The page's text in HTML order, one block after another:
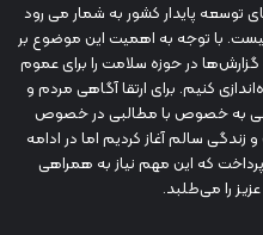
پایدار کشور به شمار می رود
با توجه به اهمیت این موضوع بر
گزارش‌ها در حوزه سلامت را برای عموم
کنیم. برای ارتقا آگاهی مردم و
به خصوص با مطالبی در خصوص
سالم آغاز کردیم اما در ادامه
که این مهم نیاز به همراهی
را می‌طلبد.